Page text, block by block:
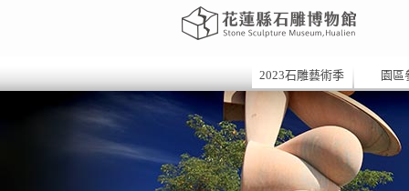
2023石雕藝術季 園區